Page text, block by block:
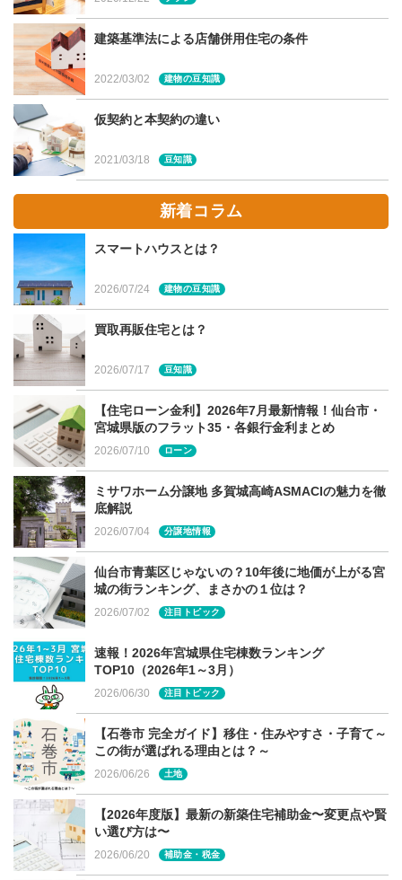
そのご家族の要望を具現化した家の外観デザインやプラ
ン、動線、収納、内装材などを実際にみることができ、さ
らに、お施主様の要望やこだわりに対して、工務店がどの
ような提案をして、どんなアイディアを出して、どう形に
したか、知ることもできます。
完成見学会でのポイント
【事前準備】質問事項をまとめよう
まずは、自分自身がどんなマイホームを建て、どんな暮ら
建築基準法による店舗併用住宅の条件
2022/03/02 建物の豆知識
仮契約と本契約の違い
2021/03/18 豆知識
新着コラム
スマートハウスとは？
2026/07/24 建物の豆知識
買取再販住宅とは？
2026/07/17 豆知識
【住宅ローン金利】2026年7月最新情報！仙台市・
宮城県版のフラット35・各銀行金利まとめ
2026/07/10 ローン
ミサワホーム分譲地 多賀城高崎ASMACIの魅力を徹
底解説
2026/07/04 分譲地情報
仙台市青葉区じゃないの？10年後に地価が上がる宮
城の街ランキング、まさかの１位は？
2026/07/02 注目トピック
速報！2026年宮城県住宅棟数ランキング
TOP10（2026年1～3月）
2026/06/30 注目トピック
【石巻市 完全ガイド】移住・住みやすさ・子育て～
この街が選ばれる理由とは？～
2026/06/26 土地
【2026年度版】最新の新築住宅補助金〜変更点や賢
い選び方は〜
2026/06/20 補助金・税金